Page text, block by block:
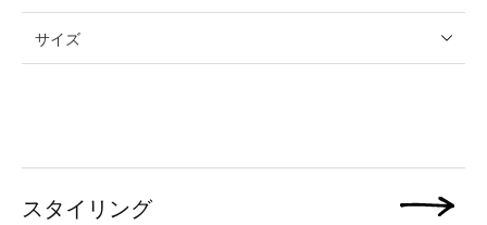
サイズ
スタイリング 次の画像